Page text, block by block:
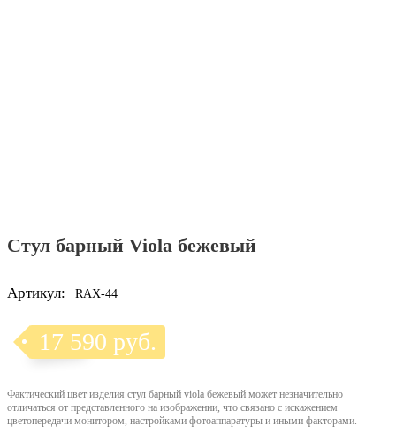
Стул барный Viola бежевый
Артикул: RAX-44
17 590 руб.
Фактический цвет изделия стул барный viola бежевый может незначительно
отличаться от представленного на изображении, что связано с искажением
цветопередачи монитором, настройками фотоаппаратуры и иными факторами.